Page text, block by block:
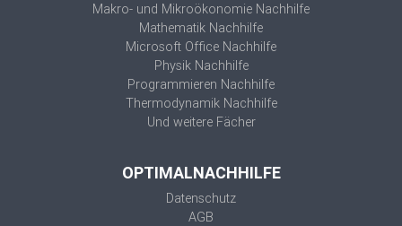
Makro- und Mikroökonomie Nachhilfe
Mathematik Nachhilfe
Microsoft Office Nachhilfe
Physik Nachhilfe
Programmieren Nachhilfe
Thermodynamik Nachhilfe
Und weitere Fächer
OPTIMALNACHHILFE
Datenschutz
AGB